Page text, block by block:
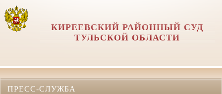
КИРЕЕВСКИЙ РАЙОННЫЙ СУД
ТУЛЬСКОЙ ОБЛАСТИ
ПРЕСС-СЛУЖБА